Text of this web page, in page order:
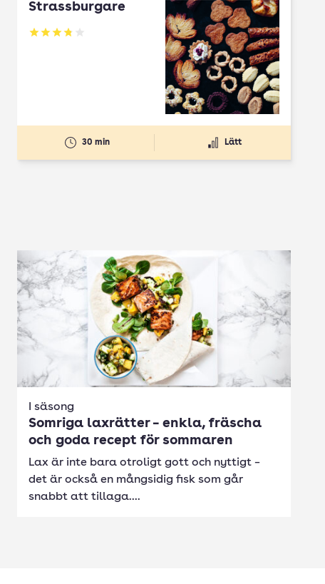
Strassburgare
Betyg: 3.78 av 5
30 min Lätt
I säsong
Somriga laxrätter – enkla, fräscha
och goda recept för sommaren
Lax är inte bara otroligt gott och nyttigt –
det är också en mångsidig fisk som går
snabbt att tillaga....